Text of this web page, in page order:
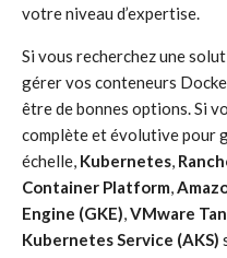
votre niveau d’expertise.
Si vous recherchez une
gérer vos conteneurs
être de bonnes options. Si
complète et évolutive pour
échelle, Kubernetes,
Container Platform,
Engine (GKE),VMware
Kubernetes Service (AKS)